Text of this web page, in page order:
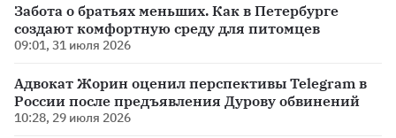
Забота о братьях меньших. Как в Петербурге
создают комфортную среду для питомцев
09:01, 31 июля 2026
Адвокат Жорин оценил перспективы Telegram в
России после предъявления Дурову обвинений
10:28, 29 июля 2026